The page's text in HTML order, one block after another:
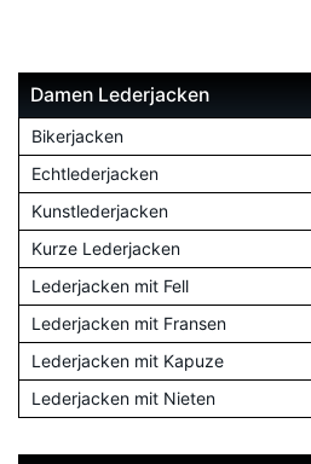
Damen Lederjacken
Bikerjacken
Echtlederjacken
Kunstlederjacken
Kurze Lederjacken
Lederjacken mit Fell
Lederjacken mit Fransen
Lederjacken mit Kapuze
Lederjacken mit Nieten